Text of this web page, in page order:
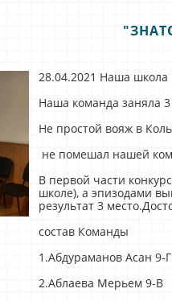
28.04.2021 Наша школа
Наша команда заняла
Не простой вояж в
не помешал нашей
В первой части
школе), а эпизодами
результат 3
состав Команды
1.Абдураманов Асан 9-Г
2.Аблаева Мерьем 9-В